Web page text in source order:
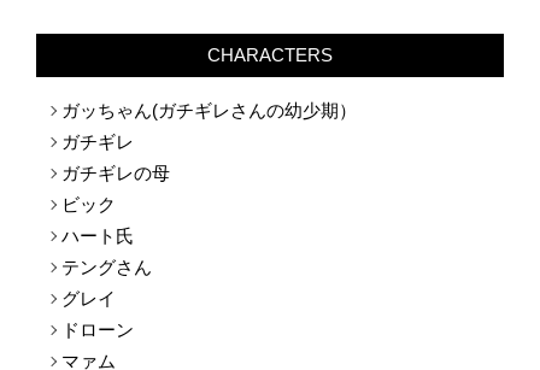
CHARACTERS
ガッちゃん(ガチギレさんの幼少期）
ガチギレ
ガチギレの母
ビック
ハート氏
テングさん
グレイ
ドローン
マァム